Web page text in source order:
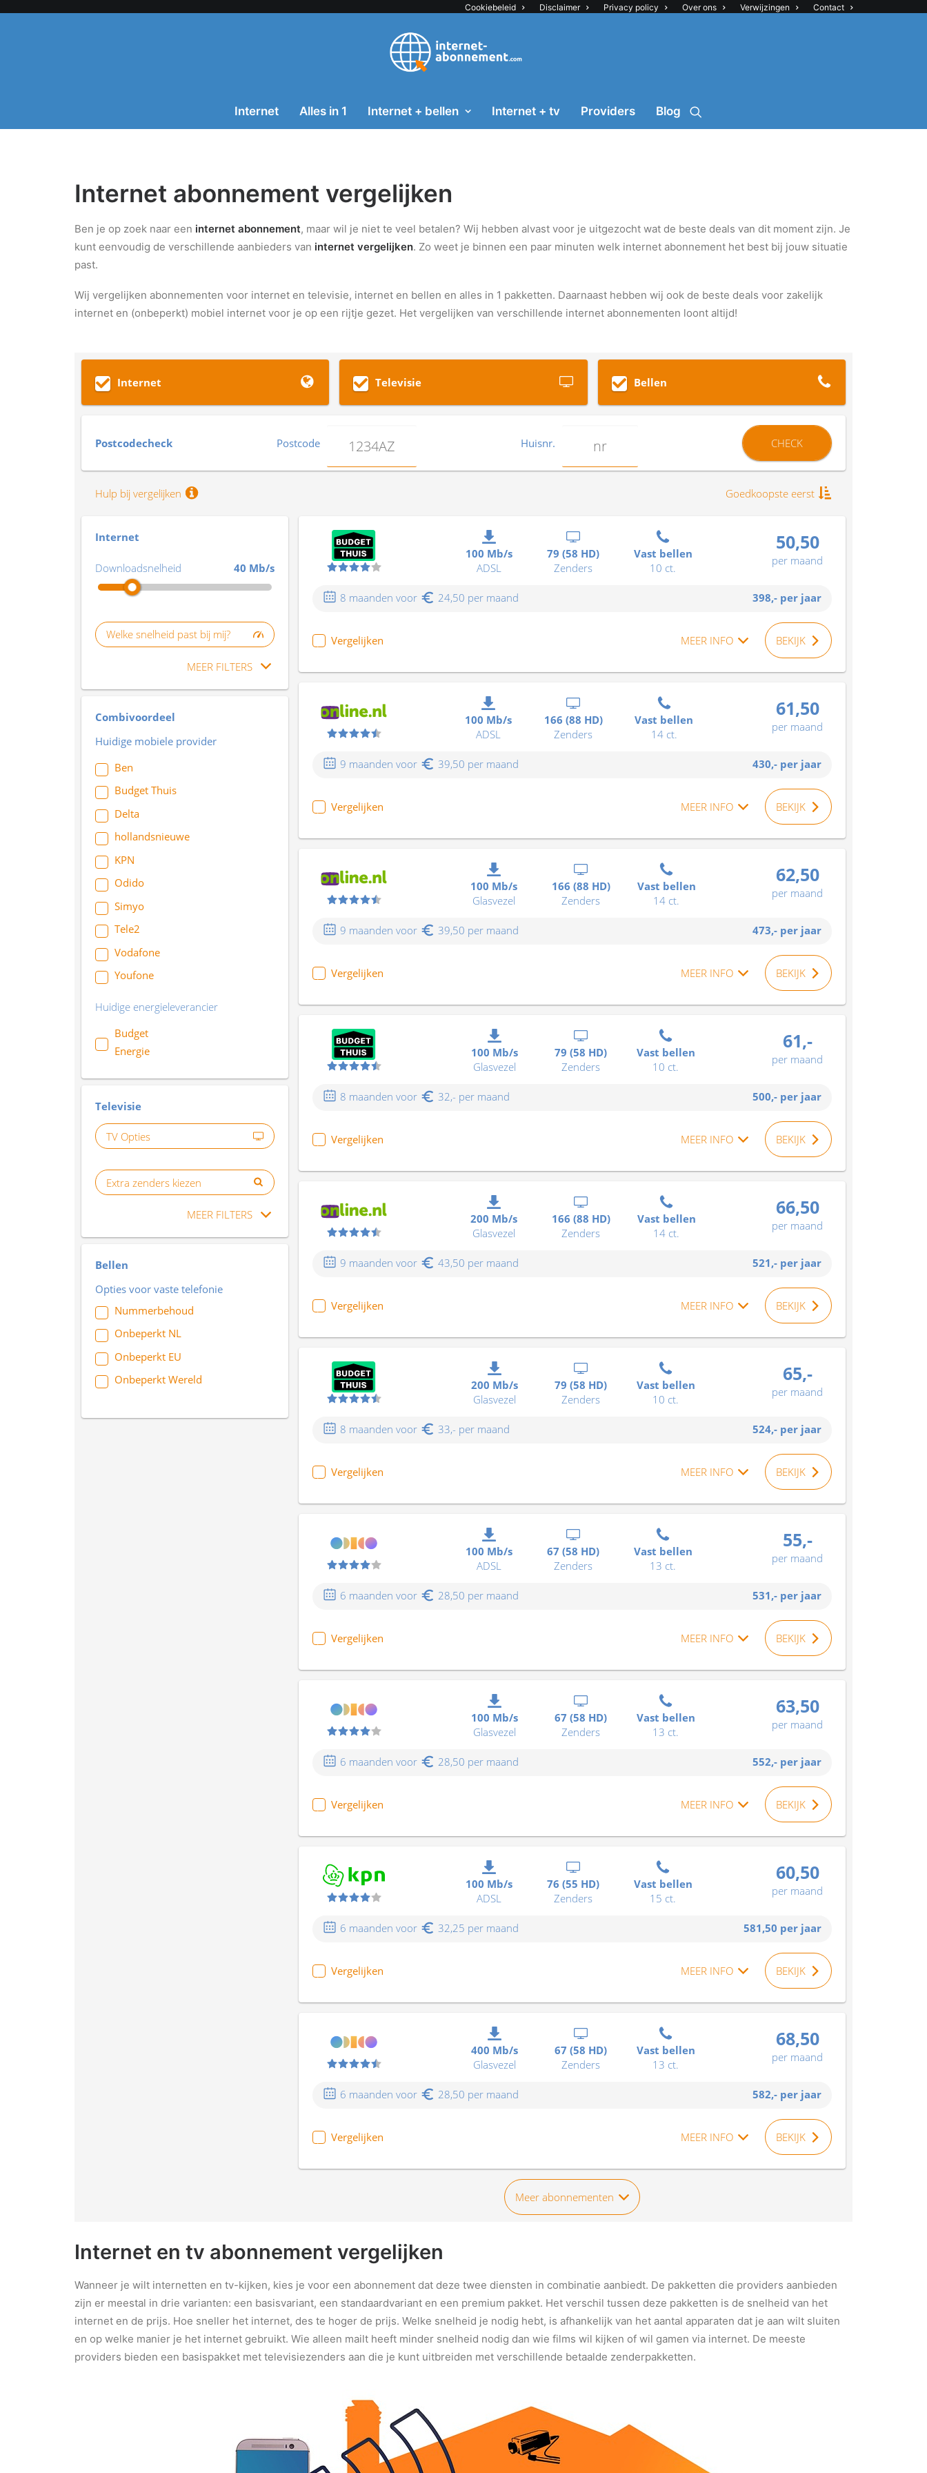
Cookiebeleid Disclaimer Privacy policy Over ons Verwijzingen Contact
Internet Alles in 1 Internet + bellen Internet + tv Providers Blog
Internet abonnement vergelijken
Ben je op zoek naar een internet abonnement, maar wil je niet te veel betalen? Wij hebben alvast voor je uitgezocht wat de beste deals van dit moment zijn. Je
kunt eenvoudig de verschillende aanbieders van internet vergelijken. Zo weet je binnen een paar minuten welk internet abonnement het best bij jouw situatie
past.
Wij vergelijken abonnementen voor internet en televisie, internet en bellen en alles in 1 pakketten. Daarnaast hebben wij ook de beste deals voor zakelijk
internet en (onbeperkt) mobiel internet voor je op een rijtje gezet. Het vergelijken van verschillende internet abonnementen loont altijd!
Internet Televisie Bellen
Postcodecheck Postcode Huisnr. CHECK
Hulp bij vergelijken Goedkoopste eerst
Internet
Downloadsnelheid 40 Mb/s
Welke snelheid past bij mij?
MEER FILTERS
Combivoordeel
Huidige mobiele provider
Ben
Budget Thuis
Delta
hollandsnieuwe
KPN
Odido
Simyo
Tele2
Vodafone
Youfone
Huidige energieleverancier
Budget
Energie
Televisie
TV Opties
Extra zenders kiezen
MEER FILTERS
Bellen
Opties voor vaste telefonie
Nummerbehoud
Onbeperkt NL
Onbeperkt EU
Onbeperkt Wereld
100 Mb/s
ADSL
79 (58 HD)
Zenders
Vast bellen
10 ct.
50,50
per maand
8 maanden voor 24,50 per maand 398,- per jaar
Vergelijken MEER INFO BEKIJK
100 Mb/s
ADSL
166 (88 HD)
Zenders
Vast bellen
14 ct.
61,50
per maand
9 maanden voor 39,50 per maand 430,- per jaar
Vergelijken MEER INFO BEKIJK
100 Mb/s
Glasvezel
166 (88 HD)
Zenders
Vast bellen
14 ct.
62,50
per maand
9 maanden voor 39,50 per maand 473,- per jaar
Vergelijken MEER INFO BEKIJK
100 Mb/s
Glasvezel
79 (58 HD)
Zenders
Vast bellen
10 ct.
61,-
per maand
8 maanden voor 32,- per maand 500,- per jaar
Vergelijken MEER INFO BEKIJK
200 Mb/s
Glasvezel
166 (88 HD)
Zenders
Vast bellen
14 ct.
66,50
per maand
9 maanden voor 43,50 per maand 521,- per jaar
Vergelijken MEER INFO BEKIJK
200 Mb/s
Glasvezel
79 (58 HD)
Zenders
Vast bellen
10 ct.
65,-
per maand
8 maanden voor 33,- per maand 524,- per jaar
Vergelijken MEER INFO BEKIJK
100 Mb/s
ADSL
67 (58 HD)
Zenders
Vast bellen
13 ct.
55,-
per maand
6 maanden voor 28,50 per maand 531,- per jaar
Vergelijken MEER INFO BEKIJK
100 Mb/s
Glasvezel
67 (58 HD)
Zenders
Vast bellen
13 ct.
63,50
per maand
6 maanden voor 28,50 per maand 552,- per jaar
Vergelijken MEER INFO BEKIJK
100 Mb/s
ADSL
76 (55 HD)
Zenders
Vast bellen
15 ct.
60,50
per maand
6 maanden voor 32,25 per maand 581,50 per jaar
Vergelijken MEER INFO BEKIJK
400 Mb/s
Glasvezel
67 (58 HD)
Zenders
Vast bellen
13 ct.
68,50
per maand
6 maanden voor 28,50 per maand 582,- per jaar
Vergelijken MEER INFO BEKIJK
Meer abonnementen
Internet en tv abonnement vergelijken
Wanneer je wilt internetten en tv-kijken, kies je voor een abonnement dat deze twee diensten in combinatie aanbiedt. De pakketten die providers aanbieden
zijn er meestal in drie varianten: een basisvariant, een standaardvariant en een premium pakket. Het verschil tussen deze pakketten is de snelheid van het
internet en de prijs. Hoe sneller het internet, des te hoger de prijs. Welke snelheid je nodig hebt, is afhankelijk van het aantal apparaten dat je aan wilt sluiten
en op welke manier je het internet gebruikt. Wie alleen mailt heeft minder snelheid nodig dan wie films wil kijken of wil gamen via internet. De meeste
providers bieden een basispakket met televisiezenders aan die je kunt uitbreiden met verschillende betaalde zenderpakketten.